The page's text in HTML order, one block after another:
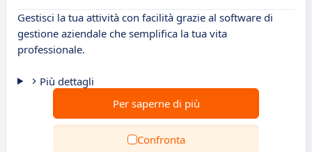
Gestisci la tua attività con facilità grazie al software di
gestione aziendale che semplifica la tua vita
professionale.
Più dettagli
Per saperne di più
Confronta